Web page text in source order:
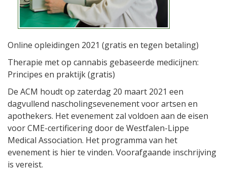
Online opleidingen 2021 (gratis en tegen betaling)
Therapie met op cannabis gebaseerde medicijnen:
Principes en praktijk (gratis)
De ACM houdt op zaterdag 20 maart 2021 een
dagvullend nascholingsevenement voor artsen en
apothekers. Het evenement zal voldoen aan de eisen
voor CME-certificering door de Westfalen-Lippe
Medical Association. Het programma van het
evenement is hier te vinden. Voorafgaande inschrijving
is vereist.